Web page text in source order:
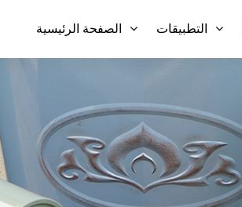
الصفحة الرئيسية التطبيقات